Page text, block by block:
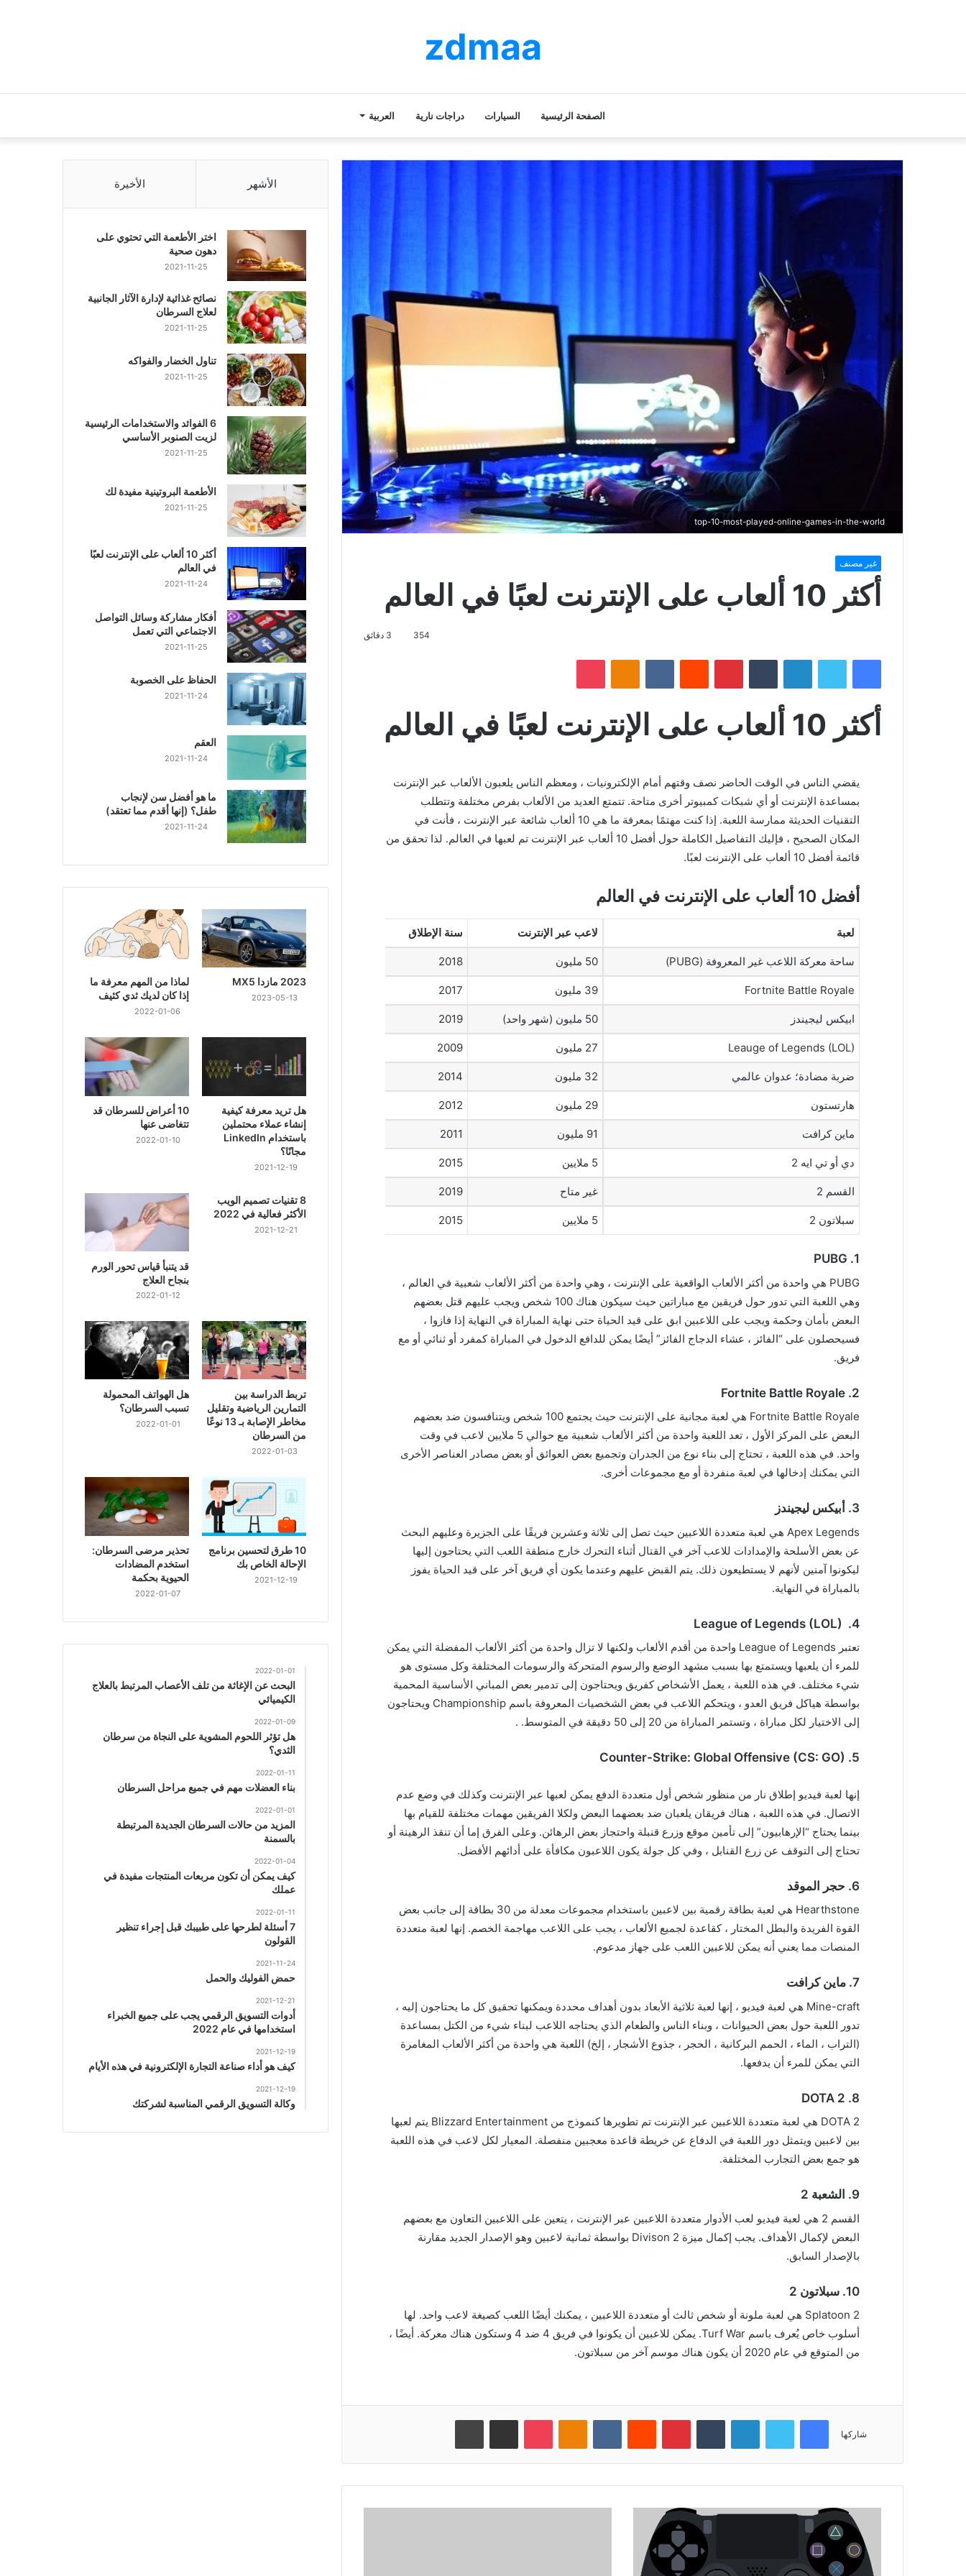
zdmaa
الصفحة الرئيسية السيارات دراجات نارية العربية
غير مصنف
أكثر 10 ألعاب على الإنترنت لعبًا في العالم
354
فيسبوك لينكدإن بينتيريست
أكثر 10 ألعاب على الإنترنت لعبًا في العالم
يقضي الناس في الوقت الحاضر نصف وقتهم أمام الإلكترونيات ، ومعظم الناس يلعبون الألعاب عبر الإنترنت
بمساعدة الإنترنت أو أي شبكات كمبيوتر أخرى متاحة. تتمتع العديد من الألعاب بفرص مختلفة وتتطلب
التقنيات الحديثة ممارسة اللعبة. إذا كنت مهتمًا بمعرفة ما هي 10 ألعاب شائعة عبر الإنترنت ، فأنت في
المكان الصحيح ، فإليك التفاصيل الكاملة حول أفضل 10 ألعاب عبر الإنترنت تم لعبها في العالم. لذا تحقق من
قائمة أفضل 10 ألعاب على الإنترنت لعبًا.
أفضل 10 ألعاب على الإنترنت في العالم
لعبة لاعب عبر الإنترنت سنة الإطلاق
ساحة معركة اللاعب غير المعروفة (PUBG) 50 مليون 2018
Fortnite Battle Royale 39 مليون 2017
ابيكس ليجيندز 50 مليون (شهر واحد) 2019
Leauge of Legends (LOL) 27 مليون 2009
ضربة مضادة؛ عدوان عالمي 32 مليون 2014
هارتستون 29 مليون 2012
ماين كرافت 91 مليون 2011
دي أو تي ايه 2 5 ملايين 2015
القسم 2 غير متاح 2019
سبلاتون 2 5 ملايين 2015
1.
PUBG
PUBG هي واحدة من أكثر الألعاب الواقعية على الإنترنت ، وهي واحدة من أكثر الألعاب شعبية في العالم ،
وهي اللعبة التي تدور حول فريقين مع مباراتين حيث سيكون هناك 100 شخص ويجب عليهم قتل بعضهم
البعض بأمان وحكمة ويجب على اللاعبين ابق على قيد الحياة حتى نهاية المباراة في النهاية إذا فازوا ،
فسيحصلون على “الفائز ، عشاء الدجاج الفائز” أيضًا يمكن للدافع الدخول في المباراة كمفرد أو ثنائي أو مع
فريق.
2.
Fortnite Battle Royale
Fortnite Battle Royale هي لعبة مجانية على الإنترنت حيث يجتمع 100 شخص ويتنافسون ضد بعضهم
البعض على المركز الأول ، تعد اللعبة واحدة من أكثر الألعاب شعبية مع حوالي 5 ملايين لاعب في وقت
واحد. في هذه اللعبة ، تحتاج إلى بناء نوع من الجدران وتجميع بعض العوائق أو بعض مصادر العناصر الأخرى
التي يمكنك إدخالها في لعبة منفردة أو مع مجموعات أخرى.
3. أبيكس ليجيندز
Apex Legends هي لعبة متعددة اللاعبين حيث تصل إلى ثلاثة وعشرين فريقًا على الجزيرة وعليهم البحث
عن بعض الأسلحة والإمدادات للاعب آخر في القتال أثناء التحرك خارج منطقة اللعب التي يحتاجون إليها
ليكونوا آمنين لأنهم لا يستطيعون ذلك. يتم القبض عليهم وعندما يكون أي فريق آخر على قيد الحياة يفوز
بالمباراة في النهاية.
4.
تعتبر League of Legends واحدة من أقدم الألعاب ولكنها لا تزال واحدة من أكثر الألعاب المفضلة التي يمكن
للمرء أن يلعبها ويستمتع بها بسبب مشهد الوضع والرسوم المتحركة والرسومات المختلفة وكل مستوى هو
شيء مختلف. في هذه اللعبة ، يعمل الأشخاص كفريق ويحتاجون إلى تدمير بعض المباني الأساسية المحمية
بواسطة هياكل فريق العدو ، ويتحكم اللاعب في بعض الشخصيات المعروفة باسم Championship ويحتاجون
إلى الاختيار لكل مباراة ، وتستمر المباراة من 20 إلى 50 دقيقة في المتوسط. .
5.
Counter-Strike: Global Offensive (CS: GO)
إنها لعبة فيديو إطلاق نار من منظور شخص أول متعددة الدفع يمكن لعبها عبر الإنترنت وكذلك في وضع عدم
الاتصال. في هذه اللعبة ، هناك فريقان يلعبان ضد بعضهما البعض ولكلا الفريقين مهمات مختلفة للقيام بها
بينما يحتاج “الإرهابيون” إلى تأمين موقع وزرع قنبلة واحتجاز بعض الرهائن. وعلى الفرق إما أن تنقذ الرهينة أو
تحتاج إلى التوقف عن زرع القنابل ، وفي كل جولة يكون اللاعبون مكافأة على أدائهم الأفضل.
6. حجر الموقد
Hearthstone هي لعبة بطاقة رقمية بين لاعبين باستخدام مجموعات معدلة من 30 بطاقة إلى جانب بعض
القوة الفريدة والبطل المختار ، كقاعدة لجميع الألعاب ، يجب على اللاعب مهاجمة الخصم. إنها لعبة متعددة
المنصات مما يعني أنه يمكن للاعبين اللعب على جهاز مدعوم.
7. ماين كرافت
Mine-craft هي لعبة فيديو ، إنها لعبة ثلاثية الأبعاد بدون أهداف محددة ويمكنها تحقيق كل ما يحتاجون إليه ،
تدور اللعبة حول بعض الحيوانات ، وبناء الناس والطعام الذي يحتاجه اللاعب لبناء شيء من الكتل بمساعدة
(التراب ، الماء ، الحمم البركانية ، الحجر ، جذوع الأشجار ، إلخ) اللعبة هي واحدة من أكثر الألعاب المغامرة
التي يمكن للمرء أن يدفعها.
8.
DOTA 2
DOTA 2 هي لعبة متعددة اللاعبين عبر الإنترنت تم تطويرها كنموذج من Blizzard Entertainment يتم لعبها
بين لاعبين ويتمثل دور اللعبة في الدفاع عن خريطة قاعدة معجبين منفصلة. المعيار لكل لاعب في هذه اللعبة
هو جمع بعض التجارب المختلفة.
9. الشعبة 2
القسم 2 هي لعبة فيديو لعب الأدوار متعددة اللاعبين عبر الإنترنت ، يتعين على اللاعبين التعاون مع بعضهم
البعض لإكمال الأهداف. يجب إكمال ميزة Divison 2 بواسطة ثمانية لاعبين وهو الإصدار الجديد مقارنة
بالإصدار السابق.
10. سبلاتون 2
Splatoon 2 هي لعبة ملونة أو شخص ثالث أو متعددة اللاعبين ، يمكنك أيضًا اللعب كصيغة لاعب واحد. لها
أسلوب خاص يُعرف باسم Turf War. يمكن للاعبين أن يكونوا في فريق 4 ضد 4 وستكون هناك معركة. أيضًا ،
من المتوقع في عام 2020 أن يكون هناك موسم آخر من سبلاتون.
شاركها
فيسبوك لينكدإن بينتيريست بوكيت
الأشهر الأخيرة
اختر الأطعمة التي تحتوي على
دهون صحية
2021-11-25
نصائح غذائية لإدارة الآثار الجانبية
لعلاج السرطان
2021-11-25
تناول الخضار والفواكه
2021-11-25
6 الفوائد والاستخدامات الرئيسية
لزيت الصنوبر الأساسي
2021-11-25
الأطعمة البروتينية مفيدة لك
2021-11-25
أكثر 10 ألعاب على الإنترنت لعبًا
في العالم
2021-11-24
أفكار مشاركة وسائل التواصل
الاجتماعي التي تعمل
2021-11-25
الحفاظ على الخصوبة
2021-11-24
العقم
2021-11-24
ما هو أفضل سن لإنجاب
طفل؟ (إنها أقدم مما تعتقد)
2021-11-24
2023 مازدا MX5
2023-05-13
لماذا من المهم معرفة ما
إذا كان لديك ثدي كثيف
2022-01-06
هل تريد معرفة كيفية
إنشاء عملاء محتملين
باستخدام LinkedIn
مجانًا؟
2021-12-19
10 أعراض للسرطان قد
تتغاضى عنها
2022-01-10
8 تقنيات تصميم الويب
الأكثر فعالية في 2022
2021-12-21
قد يتنبأ قياس تحور الورم
بنجاح العلاج
2022-01-12
تربط الدراسة بين
التمارين الرياضية وتقليل
مخاطر الإصابة بـ 13 نوعًا
من السرطان
2022-01-03
هل الهواتف المحمولة
تسبب السرطان؟
2022-01-01
10 طرق لتحسين برنامج
الإحالة الخاص بك
2021-12-19
تحذير مرضى السرطان:
استخدم المضادات
الحيوية بحكمة
2022-01-07
2022-01-01
البحث عن الإغاثة من تلف الأعصاب المرتبط بالعلاج
الكيميائي
2022-01-09
هل تؤثر اللحوم المشوية على النجاة من سرطان
الثدي؟
2022-01-11
بناء العضلات مهم في جميع مراحل السرطان
2022-01-01
المزيد من حالات السرطان الجديدة المرتبطة
بالسمنة
2022-01-04
كيف يمكن أن تكون مربعات المنتجات مفيدة في
عملك
2022-01-11
7 أسئلة لطرحها على طبيبك قبل إجراء تنظير
القولون
2021-11-24
حمض الفوليك والحمل
2021-12-21
أدوات التسويق الرقمي يجب على جميع الخبراء
استخدامها في عام 2022
2021-12-19
كيف هو أداء صناعة التجارة الإلكترونية في هذه الأيام
2021-12-19
وكالة التسويق الرقمي المناسبة لشركتك